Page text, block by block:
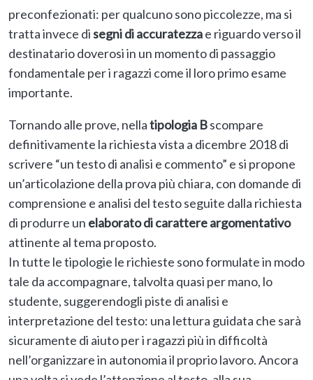
preconfezionati: per qualcuno sono piccolezze, ma si
tratta invece disegni di accuratezzae riguardo verso il
destinatario doverosi in un momento di passaggio
fondamentale per i ragazzi come il loro primo esame
importante.
Tornando alle prove, nellatipologia Bscompare
definitivamente la richiesta vista a dicembre 2018 di
scrivere “un testo di analisi e commento” e si propone
un’articolazione della prova più chiara, con domande di
comprensione e analisi del testo seguite dalla richiesta
di produrre un elaborato di carattere argomentativo
attinente al tema proposto.
In tutte le tipologie le richieste sono formulate in modo
tale da accompagnare, talvolta quasi per mano, lo
studente, suggerendogli piste di analisi e
interpretazione del testo: una lettura guidata che sarà
sicuramente di aiuto per i ragazzi più in difficoltà
nell’organizzare in autonomia il proprio lavoro. Ancora